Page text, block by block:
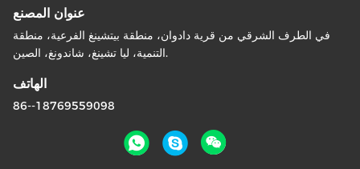
عنوان المصنع
في الطرف الشرقي من قرية دادوان، منطقة بيتشينغ الفرعية، منطقة
التنمية، ليا تشينغ، شاندونغ، الصين.
الهاتف
86--18769559098